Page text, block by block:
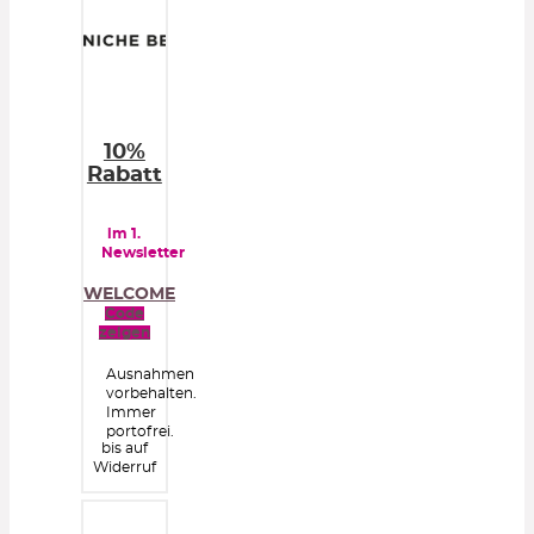
10%
Rabatt
im 1.
Newsletter
WELCOME
Code
zeigen
Ausnahmen
vorbehalten.
Immer
portofrei.
bis auf
Widerruf